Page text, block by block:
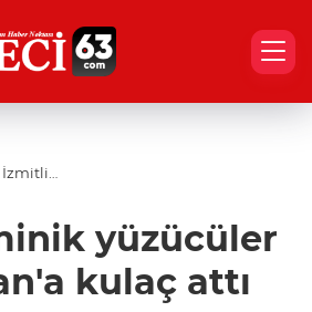
İzmitli
Nisan'a
yüzücüler
kulaç attı